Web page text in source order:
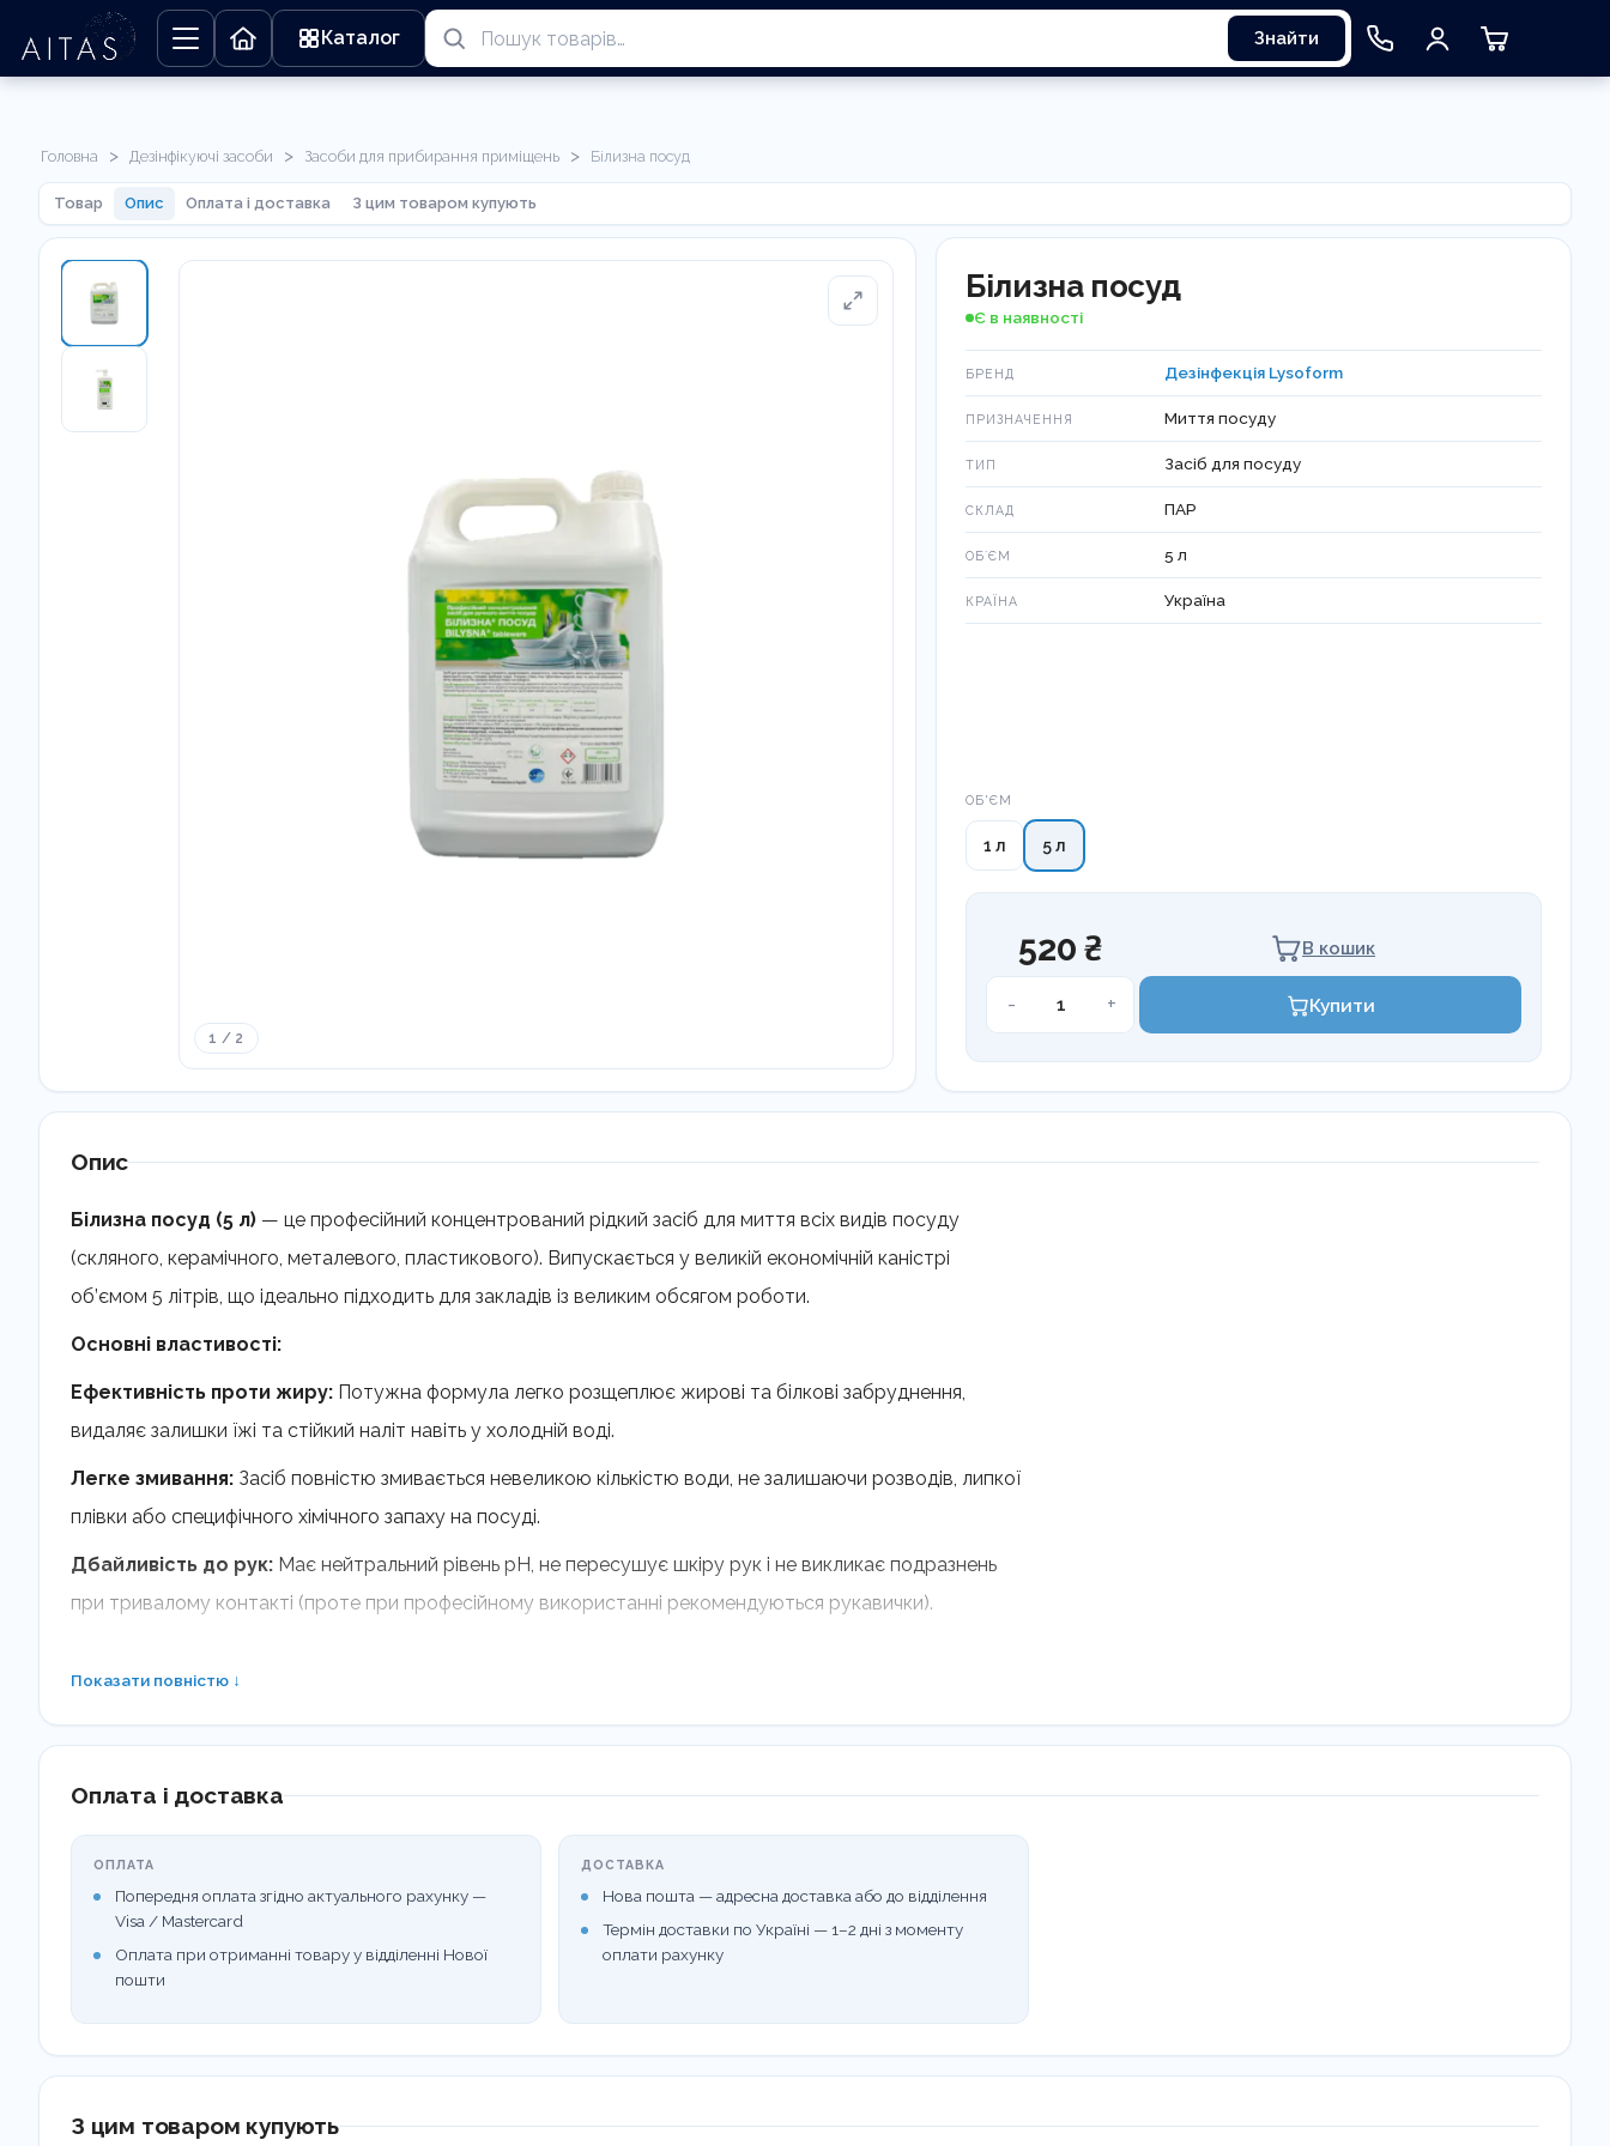
Каталог Знайти
Головна > Дезінфікуючі засоби > Засоби для прибирання приміщень > Білизна посуд
Товар Опис Оплата і доставка З цим товаром купують
1 / 2
Білизна посуд
Є в наявності
БРЕНД Дезінфекція Lysoform
ПРИЗНАЧЕННЯ Миття посуду
ТИП Засіб для посуду
СКЛАД ПАР
ОБʼЄМ 5 л
КРАЇНА Україна
ОБ'ЄМ
1 л 5 л
520 ₴ В кошик
-
Білизна
+ Купити
Опис
Білизна посуд (5 л) — це професійний концентрований рідкий засіб для миття всіх видів посуду
(скляного, керамічного, металевого, пластикового). Випускається у великій економічній каністрі
об’ємом 5 літрів, що ідеально підходить для закладів із великим обсягом роботи.
Основні властивості:
Ефективність проти жиру: Потужна формула легко розщеплює жирові та білкові забруднення,
видаляє залишки їжі та стійкий наліт навіть у холодній воді.
Легке змивання: Засіб повністю змивається невеликою кількістю води, не залишаючи розводів, липкої
плівки або специфічного хімічного запаху на посуді.
Дбайливість до рук: Має нейтральний рівень рН, не пересушує шкіру рук і не викликає подразнень
при тривалому контакті (проте при професійному використанні рекомендуються рукавички).
засобу для миття великої кількості посуду.
Сфера застосування:
Медичні заклади:Харчоблоки лікарень, санаторіїв.
Дитячі установи:
Побутове використання:Для заправки кухонних дозаторів вдома.
Склад:
Показати повністю ↓
Оплата і доставка
ОПЛАТА
Попередня оплата згідно актуального рахунку —
Visa / Mastercard
Оплата при отриманні товару у відділенні Нової
пошти
ДОСТАВКА
Нова пошта — адресна доставка або до відділення
Термін доставки по Україні — 1–2 дні з моменту
оплати рахунку
З цим товаром купують